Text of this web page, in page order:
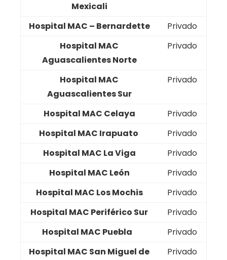
Mexicali
Hospital MAC – Bernardette
Privado
Hospital MAC
Aguascalientes Norte
Privado
Hospital MAC
Aguascalientes Sur
Privado
Hospital MAC Celaya
Privado
Hospital MAC Irapuato
Privado
Hospital MAC La Viga
Privado
Hospital MAC León
Privado
Hospital MAC Los Mochis
Privado
Hospital MAC Periférico Sur
Privado
Hospital MAC Puebla
Privado
Hospital MAC San Miguel de
Privado